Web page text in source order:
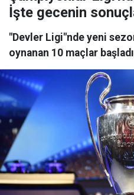
İşte gecenin
"Devler Ligi"nde yeni
oynanan 10 maçlar